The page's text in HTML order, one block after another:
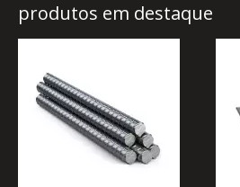
produtos em destaque